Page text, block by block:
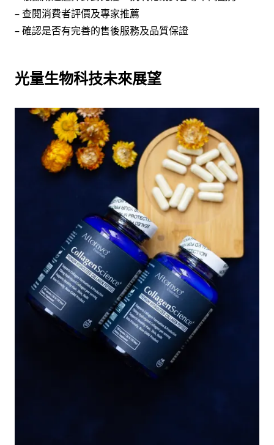
– 查閱消費者評價及專家推薦
– 確認是否有完善的售後服務及品質保證
光量生物科技未來展望